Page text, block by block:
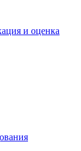
и оценка